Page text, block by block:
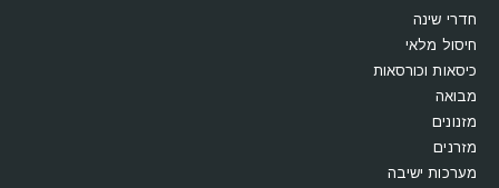
חדרי שינה
חיסול מלאי
כיסאות וכורסאות
מבואה
מזנונים
מזרנים
מערכות ישיבה